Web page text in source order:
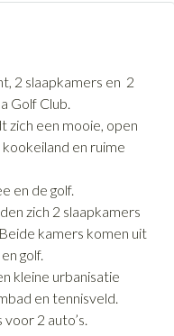
2 slaapkamers en 2
Golf Club.
zich een mooie, open
en ruime
en de golf.
zich 2 slaapkamers
kamers komen uit
golf.
kleine urbanisatie
en tennisveld.
2 auto’s.